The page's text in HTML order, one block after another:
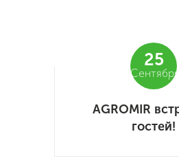
25
Сентября
AGROMIR
гостей!